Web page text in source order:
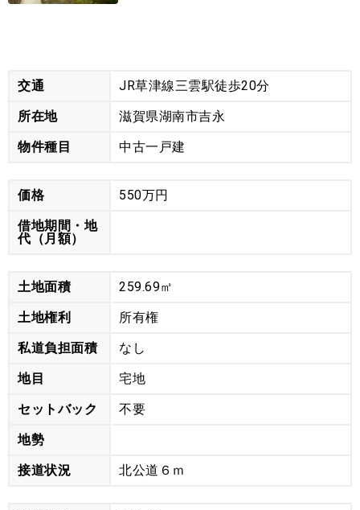
交通
JR草津線三雲駅徒歩20分
所在地
滋賀県湖南市吉永
物件種目
中古一戸建
価格
550万円
借地期間・地
代（月額）
土地面積
259.69㎡
土地権利
所有権
私道負担面積
なし
地目
宅地
セットバック
不要
地勢
接道状況
北公道６ｍ